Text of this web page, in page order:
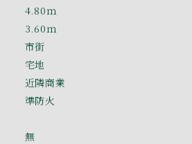
4.80ｍ
3.60ｍ
市街
宅地
近隣商業
準防火
無